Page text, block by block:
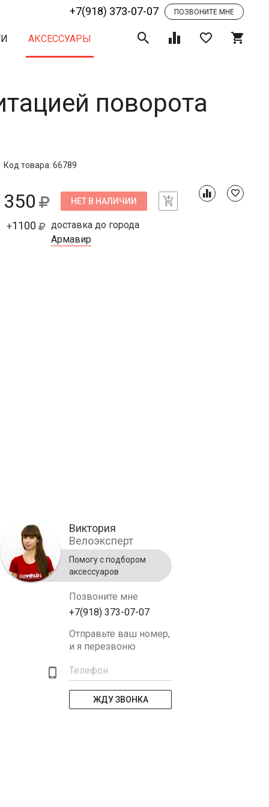
+7(918) 373-07-07 ПОЗВОНИТЕ МНЕ
АКСЕССУАРЫ
поворота
Код товара: 66789
350 НЕТ В НАЛИЧИИ
+1100
доставка до города
Армавир
Виктория
Велоэксперт
Помогу с подбором
аксессуаров
Позвоните мне
+7(918) 373-07-07
Отправьте ваш номер,
и я перезвоню
Телефон
ЖДУ ЗВОНКА